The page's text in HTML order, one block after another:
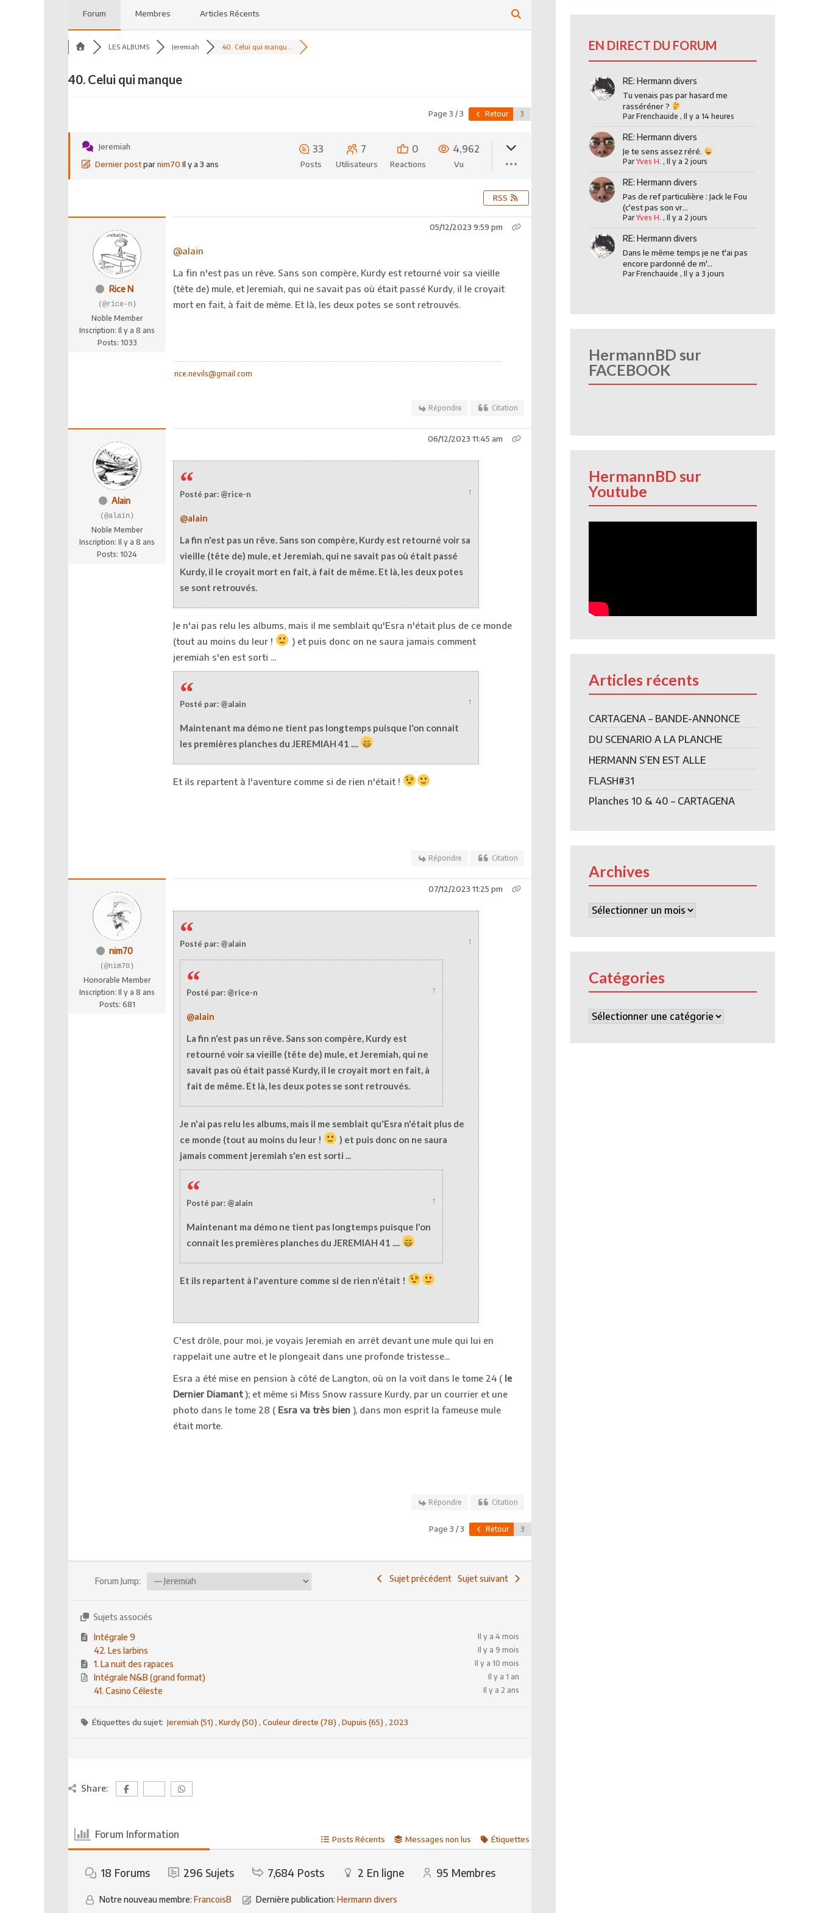
Forum Membres Articles Récents
LES ALBUMS Jeremiah 40. Celui qui manqu...
40. Celui qui manque
Page 3 / 3 Retour
Jeremiah
Dernier postparnim70 Il y a 3 ans
33
Posts
7
Utilisateurs
0
Reactions
4,962
Vu
RSS
Rice N
(@rice-n)
Noble Member
Inscription: Il y a 8 ans
Posts: 1033
05/12/2023 9:59 pm
@alain
La fin n'est pas un rêve. Sans son compère, Kurdy est retourné voir sa vieille
(tête de) mule, et Jeremiah, qui ne savait pas où était passé Kurdy, il le croyait
mort en fait, à fait de même. Et là, les deux potes se sont retrouvés.
rice.nevils@gmail.com
Répondre Citation
Alain
(@alain)
Noble Member
Inscription: Il y a 8 ans
Posts: 1024
06/12/2023 11:45 am
Posté par: @rice-n ↑
@alain
La fin n'est pas un rêve. Sans son compère, Kurdy est retourné voir sa
vieille (tête de) mule, et Jeremiah, qui ne savait pas où était passé
Kurdy, il le croyait mort en fait, à fait de même. Et là, les deux potes
se sont retrouvés.
Je n'ai pas relu les albums, mais il me semblait qu'Esra n'était plus de ce monde
(tout au moins du leur !
) et puis donc on ne saura jamais comment
jeremiah s'en est sorti ...
Posté par: @alain ↑
Maintenant ma démo ne tient pas longtemps puisque l'on connait
les premières planches du JEREMIAH 41 ....
Et ils repartent à l'aventure comme si de rien n'était !
Répondre Citation
nim70
(@nim70)
Honorable Member
Inscription: Il y a 8 ans
Posts: 681
07/12/2023 11:25 pm
Posté par: @alain ↑
Posté par: @rice-n ↑
@alain
La fin n'est pas un rêve. Sans son compère, Kurdy est
retourné voir sa vieille (tête de) mule, et Jeremiah, qui ne
savait pas où était passé Kurdy, il le croyait mort en fait, à
fait de même. Et là, les deux potes se sont retrouvés.
Je n'ai pas relu les albums, mais il me semblait qu'Esra n'était plus de
ce monde (tout au moins du leur !
) et puis donc on ne saura
jamais comment jeremiah s'en est sorti ...
Posté par: @alain ↑
Maintenant ma démo ne tient pas longtemps puisque l'on
connait les premières planches du JEREMIAH 41 ....
Et ils repartent à l'aventure comme si de rien n'était !
C'est drôle, pour moi, je voyais Jeremiah en arrêt devant une mule qui lui en
rappelait une autre et le plongeait dans une profonde tristesse...
Esra a été mise en pension à côté de Langton, où on la voit dans le tome 24 ( le
Dernier Diamant); et même si Miss Snow rassure Kurdy, par un courrier et une
photo dans le tome 28 ( Esra va très bien ), dans mon esprit la fameuse mule
était morte.
Répondre Citation
Page 3 / 3 Retour
Forum Jump: Sujet précédent Sujet suivant
Sujets associés
Intégrale 9
Il y a 4 mois
42. Les larbins Il y a 9 mois
1. La nuit des rapaces Il y a 10 mois
Intégrale N&B (grand format) Il y a 1 an
41. Casino Céleste Il y a 2 ans
Étiquettes du sujet:Jeremiah (51) , Kurdy (50) , Couleur directe (78) , Dupuis (65) , 2023
Share:
Forum Information Posts Récents Messages non lus Étiquettes
18 Forums 296 Sujets 7,684 Posts 2 En ligne 95 Membres
Notre nouveau membre: FrancoisB Dernière publication: Hermann divers
EN DIRECT DU FORUM
RE: Hermann divers
Tu venais pas par hasard me
rasséréner ?
ParFrenchauide , Il y a 14 heures
RE: Hermann divers
Je te sens assez réré.
ParYves H. , Il y a 2 jours
RE: Hermann divers
Pas de ref particulière : Jack le Fou
(c'est pas son vr...
ParYves H. , Il y a 2 jours
RE: Hermann divers
Dans le même temps je ne t'ai pas
encore pardonné de m'...
ParFrenchauide , Il y a 3 jours
HermannBD sur
FACEBOOK
HermannBD sur
Youtube
Articles récents
CARTAGENA – BANDE-ANNONCE
DU SCENARIO A LA PLANCHE
HERMANN S’EN EST ALLE
FLASH#31
Planches 10 & 40 – CARTAGENA
Archives
Archives
Catégories
Catégories